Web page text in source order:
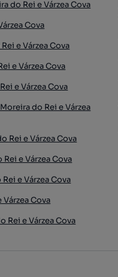
do Rei e Várzea Cova
Cova
e Várzea Cova
e Várzea Cova
e Várzea Cova
do Rei e Várzea
Rei e Várzea Cova
e Várzea Cova
e Várzea Cova
Cova
Rei e Várzea Cova